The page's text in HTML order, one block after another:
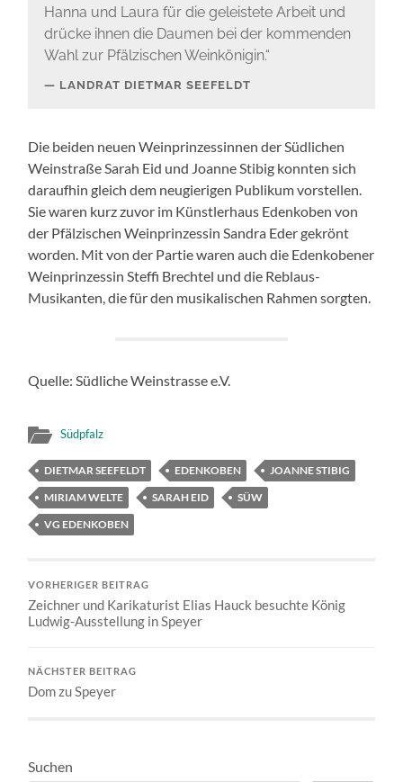
Hanna und Laura für die geleistete Arbeit und
drücke ihnen die Daumen bei der kommenden
Wahl zur Pfälzischen Weinkönigin.“
LANDRAT DIETMAR SEEFELDT
Die beiden neuen Weinprinzessinnen der Südlichen
Weinstraße Sarah Eid und Joanne Stibig konnten sich
daraufhin gleich dem neugierigen Publikum vorstellen.
Sie waren kurz zuvor im Künstlerhaus Edenkoben von
der Pfälzischen Weinprinzessin Sandra Eder gekrönt
worden. Mit von der Partie waren auch die Edenkobener
Weinprinzessin Steffi Brechtel und die Reblaus-
Musikanten, die für den musikalischen Rahmen sorgten.
Quelle: Südliche Weinstrasse e.V.
Südpfalz
DIETMAR SEEFELDT EDENKOBEN
JOANNE STIBIG
MIRIAM WELTE
SARAH EID
SÜW
VG EDENKOBEN
VORHERIGER BEITRAG
Zeichner und Karikaturist Elias Hauck besuchte König
Ludwig-Ausstellung in Speyer
NÄCHSTER BEITRAG
Dom zu Speyer
Suchen